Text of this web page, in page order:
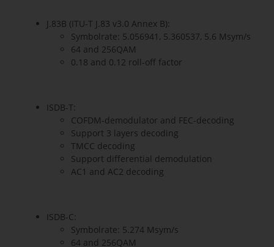
J.83B (ITU-T J.83 v3.0 Annex B):
Symbolrate: 5.056941, 5.360537, 5.6 Msym/s
64 and 256QAM
0.18 and 0.12 roll-off factor
ISDB-T:
COFDM-demodulator and FEC-decoding
Support 3 layers decoding
TMCC decoding
Support differential demodulation
AC1 and AC2 decoding
ISDB-C:
Symbolrate: 5.274 Msym/s
64 and 256QAM